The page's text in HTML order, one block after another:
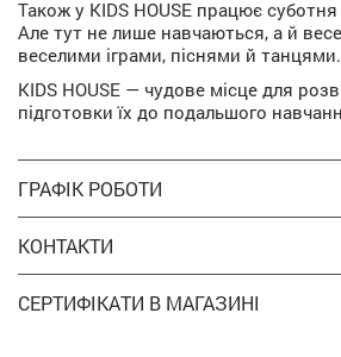
Також у KIDS HOUSE працює
Але тут не лише навчаються, а й
веселими іграми, піснями й танцями.
KIDS HOUSE — чудове місце для
підготовки їх до подальшого
ГРАФІК РОБОТИ
КОНТАКТИ
СЕРТИФІКАТИ В МАГАЗИНІ